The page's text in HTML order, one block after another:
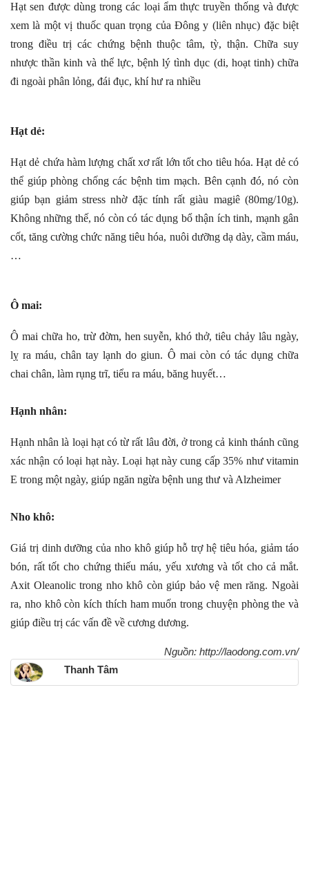
Hạt sen được dùng trong các loại ẩm thực truyền thống và được
xem là một vị thuốc quan trọng của Đông y (liên nhục) đặc biệt
trong điều trị các chứng bệnh thuộc tâm, tỳ, thận. Chữa suy
nhược thần kinh và thể lực, bệnh lý tình dục (di, hoạt tinh) chữa
đi ngoài phân lỏng, đái đục, khí hư ra nhiều
Hạt dẻ:
Hạt dẻ chứa hàm lượng chất xơ rất lớn tốt cho tiêu hóa. Hạt dẻ có
thể giúp phòng chống các bệnh tim mạch. Bên cạnh đó, nó còn
giúp bạn giảm stress nhờ đặc tính rất giàu magiê (80mg/10g).
Không những thế, nó còn có tác dụng bổ thận ích tinh, mạnh gân
cốt, tăng cường chức năng tiêu hóa, nuôi dưỡng dạ dày, cầm máu,
…
Ô mai:
Ô mai chữa ho, trừ đờm, hen suyễn, khó thở, tiêu chảy lâu ngày,
lỵ ra máu, chân tay lạnh do giun. Ô mai còn có tác dụng chữa
chai chân, làm rụng trĩ, tiểu ra máu, băng huyết…
Hạnh nhân:
Hạnh nhân là loại hạt có từ rất lâu đời, ở trong cả kinh thánh cũng
xác nhận có loại hạt này. Loại hạt này cung cấp 35% như vitamin
E trong một ngày, giúp ngăn ngừa bệnh ung thư và Alzheimer
Nho khô:
Giá trị dinh dưỡng của nho khô giúp hỗ trợ hệ tiêu hóa, giảm táo
bón, rất tốt cho chứng thiếu máu, yếu xương và tốt cho cả mắt.
Axit Oleanolic trong nho khô còn giúp bảo vệ men răng. Ngoài
ra, nho khô còn kích thích ham muốn trong chuyện phòng the và
giúp điều trị các vấn đề về cương dương.
Nguồn: http://laodong.com.vn/
Thanh Tâm